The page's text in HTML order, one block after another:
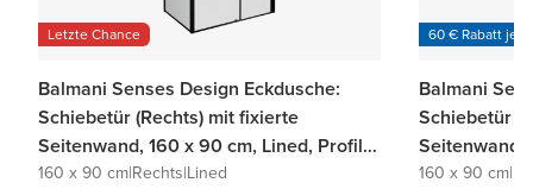
Letzte Chance
Balmani Senses Design Eckdusche:
Schiebetür (Rechts) mit fixierte
Seitenwand, 160 x 90 cm, Lined, Profil
Schwarz matt
160 x 90 cm|Rechts|Lined
60 € Rabatt je
Balmani
Schiebetür
Seitenwand,
Schwarz
160 x 90 cm|